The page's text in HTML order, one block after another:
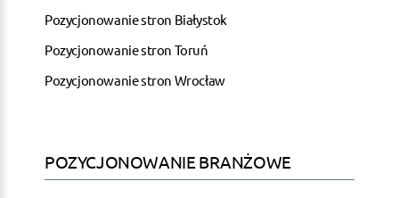
Pozycjonowanie stron Białystok
Pozycjonowanie stron Toruń
Pozycjonowanie stron Wrocław
POZYCJONOWANIE BRANŻOWE